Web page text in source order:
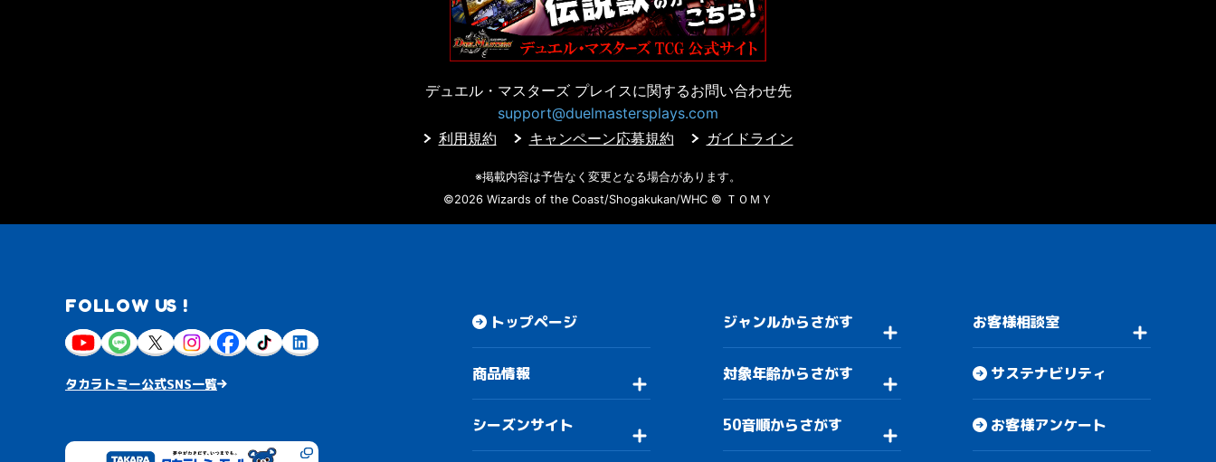
デュエル・マスターズ プレイスに関するお問い合わせ先
support@duelmastersplays.com
利用規約
キャンペーン応募規約 ガイドライン
※掲載内容は予告なく変更となる場合があります。
©2026 Wizards of the Coast/Shogakukan/WHC © ＴＯＭＹ
FOLLOW US !
タカラトミー公式SNS一覧
トップページ
商品情報
シーズンサイト
ジャンルからさがす
対象年齢からさがす
50音順からさがす
お客様相談室
サステナビリティ
お客様アンケート